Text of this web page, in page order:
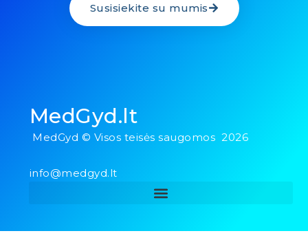
Susisiekite su mumis
MedGyd.lt
MedGyd © Visos teisės saugomos 2026
info@medgyd.lt